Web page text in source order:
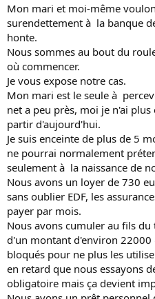
Mon mari et moi-même
surendettement à la banque
honte.
Nous sommes au bout du
où commencer.
Je vous expose notre cas.
Mon mari est le seule à
net a peu près, moi je n'ai
partir d'aujourd'hui.
Je suis enceinte de plus de 5
ne pourrai normalement
seulement à la naissance de
Nous avons un loyer de 730
sans oublier EDF, les
payer par mois.
Nous avons cumuler au fils
d'un montant d'environ 22000
bloqués pour ne plus les
en retard que nous essayons
obligatoire mais ça devient